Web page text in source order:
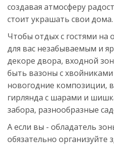
создавая атмосферу
стоит украшать свои дома.
Чтобы отдых с гостями на
для вас незабываемым и
декоре двора, входной
быть вазоны с
новогодние композиции,
гирлянда с шарами и
забора, разнообразные
А если вы - обладатель
обязательно организуйте